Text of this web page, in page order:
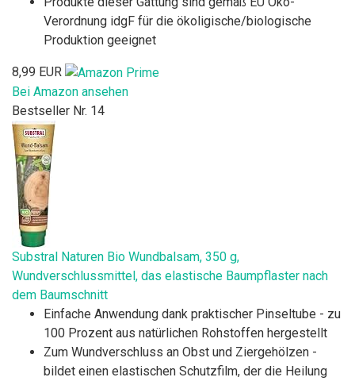
Verordnung idgF für die ökoligische/biologische
Produktion geeignet
8,99 EUR
Bei Amazon ansehen
Bestseller Nr. 14
Substral Naturen Bio Wundbalsam, 350 g,
Wundverschlussmittel, das elastische Baumpflaster nach
dem Baumschnitt
Einfache Anwendung dank praktischer Pinseltube - zu
100 Prozent aus natürlichen Rohstoffen hergestellt
Zum Wundverschluss an Obst und Ziergehölzen -
bildet einen elastischen Schutzfilm, der die Heilung